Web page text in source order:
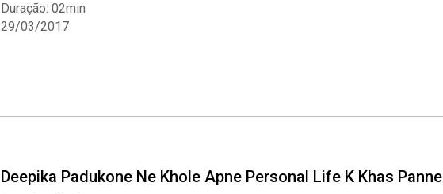
29/03/2017
Duração: 02min
Deepika Padukone Ne Khole Apne Personal Life K Khas Panne